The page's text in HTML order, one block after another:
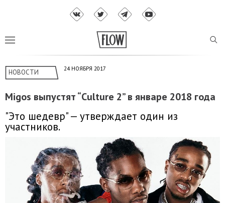
НОВОСТИ 24 НОЯБРЯ 2017
Migos выпустят “Culture 2” в январе 2018 года
"Это шедевр" — утверждает один из
участников.